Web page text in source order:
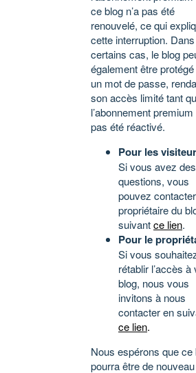
ce blog n’a pas été
renouvelé, ce qui
cette interruption. Dans
certains cas, le blog
également être
un mot de passe,
son accès limité tant
l’abonnement premium
pas été réactivé.
Pour les
Si vous avez des
questions, vous
pouvez
propriétaire du
suivantce lien.
Pour le
Si vous
rétablir l’accès à
blog, nous vous
invitons à nous
contacter en
ce lien.
Nous espérons que ce
pourra être de nouveau